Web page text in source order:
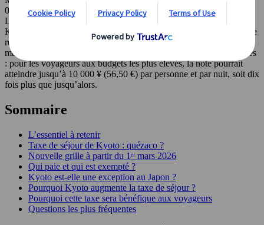
03 juin 2026 (Mis à jour)
Les incontournables du Japon
Kyoto, ancienne capitale du Japon, s’apprête à mener la plus grande
refonte de la taxe de séjour de l’histoire du pays. À compter du 1ᵉʳ
mars 2026, les visiteurs feront face à des tarifs nettement plus élevés
: pour les voyageurs aux budgets les plus élevés, la note pourrait
atteindre jusqu’à 10 000 ¥ (56,50 €) par personne et par nuit, soit dix
fois plus que jusqu’alors.
Sommaire
L’essentiel à retenir
Taxe de séjour de Kyoto : quézaco ?
Nouvelle grille à partir du 1ᵉʳ mars 2026
Qui paie et qui est exempté ?
Kyoto est-elle une exception au Japon ?
Pourquoi Kyoto augmente la taxe de séjour ?
Pourquoi cette taxe sera bénéfique aux voyageurs
Questions les plus fréquentes